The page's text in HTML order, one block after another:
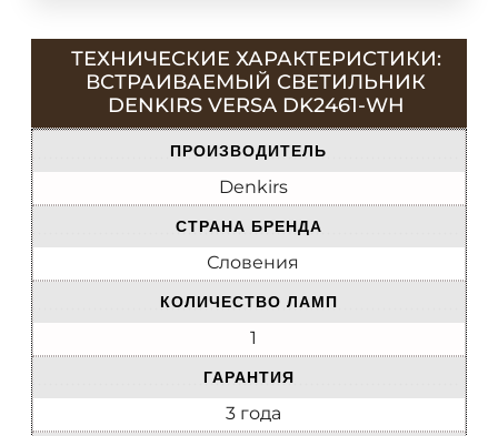
ТЕХНИЧЕСКИЕ ХАРАКТЕРИСТИКИ:
ВСТРАИВАЕМЫЙ СВЕТИЛЬНИК
DENKIRS VERSA DK2461-WH
ПРОИЗВОДИТЕЛЬ
Denkirs
СТРАНА БРЕНДА
Словения
КОЛИЧЕСТВО ЛАМП
1
ГАРАНТИЯ
3 года